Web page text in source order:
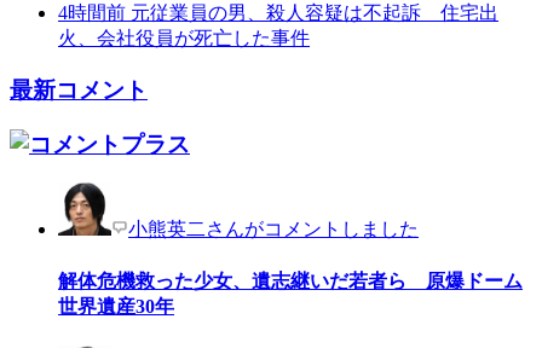
4時間前 元従業員の男、殺人容疑は不起訴 住宅出
火、会社役員が死亡した事件
最新コメント
小熊英二さんがコメントしました
解体危機救った少女、遺志継いだ若者ら 原爆ドーム
世界遺産30年